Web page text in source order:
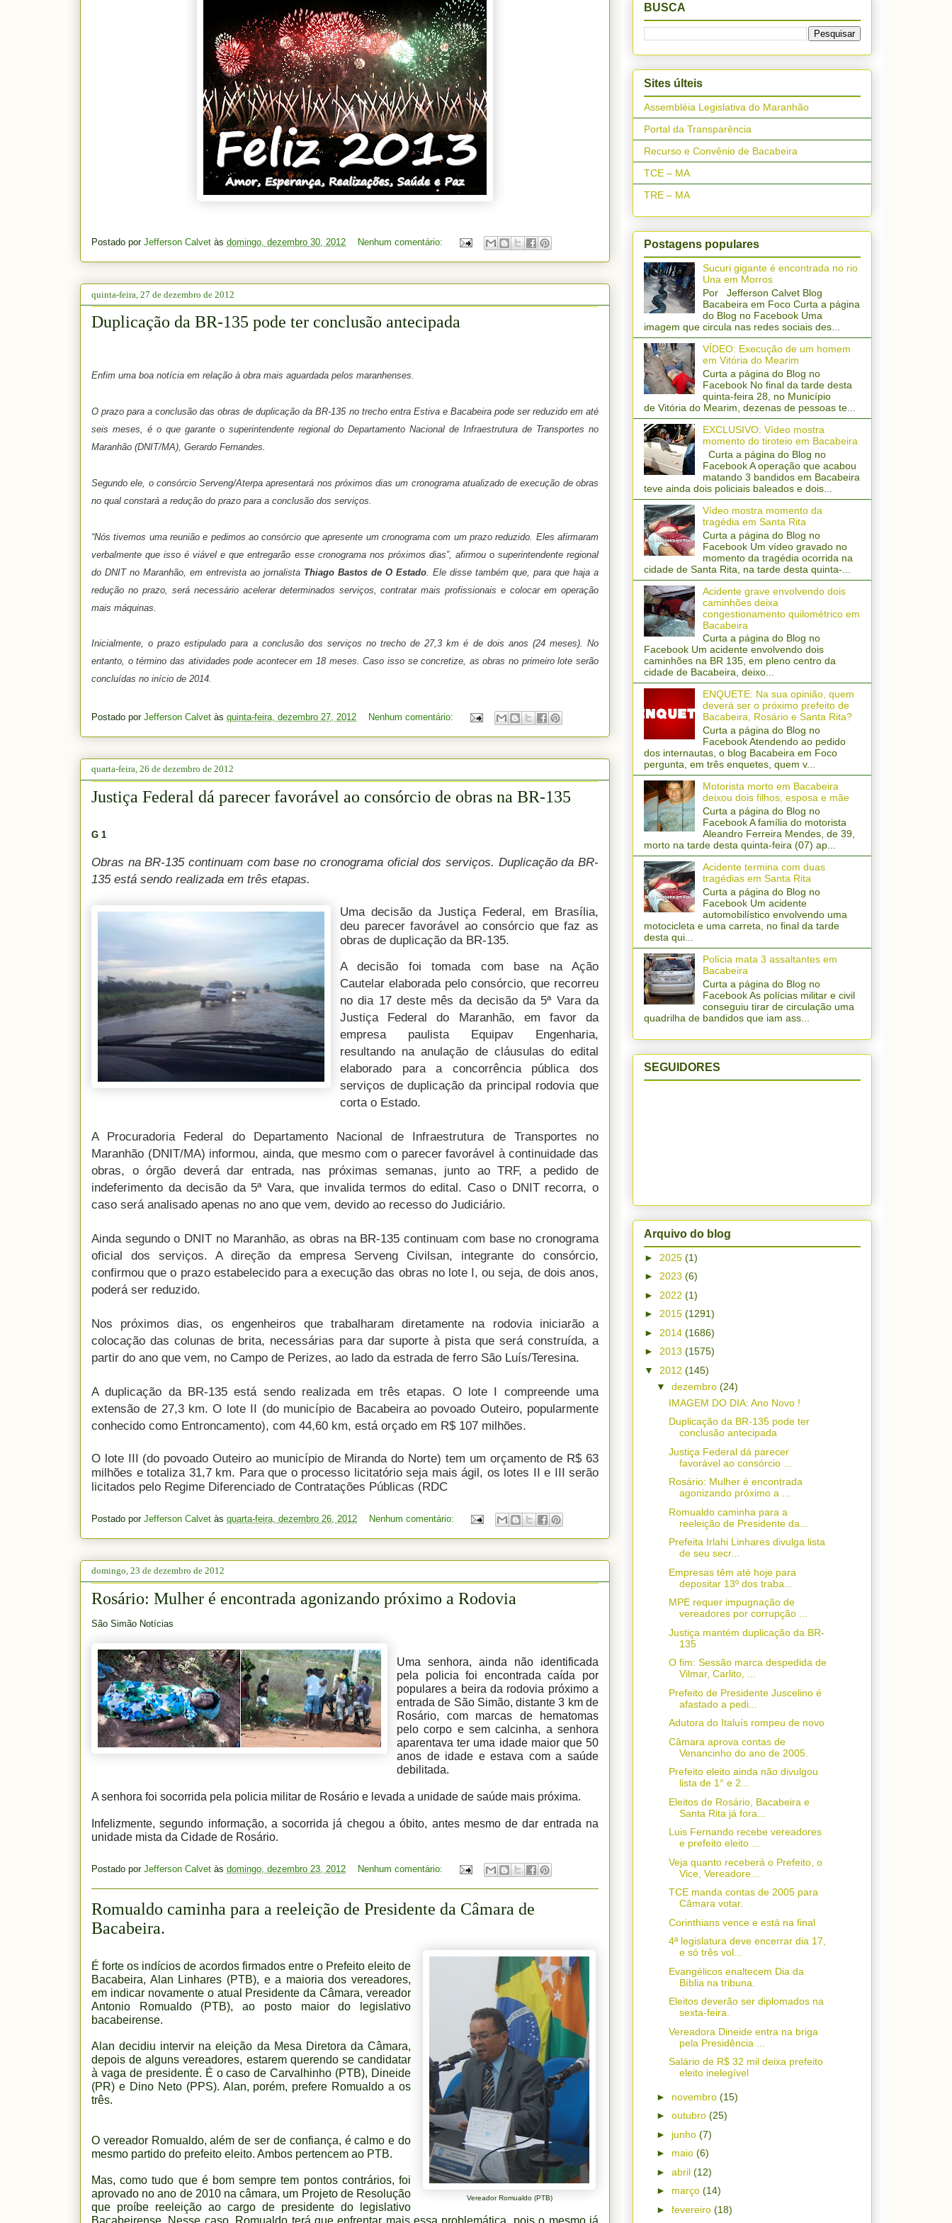
Postado por Jefferson Calvet às domingo, dezembro 30, 2012 Nenhum comentário:
quinta-feira, 27 de dezembro de 2012
Duplicação da BR-135 pode ter conclusão antecipada
Enfim uma boa notícia em relação à obra mais aguardada pelos maranhenses.
O prazo para a conclusão das obras de duplicação da BR-135 no trecho entra Estiva e Bacabeira pode ser reduzido em até
seis meses, é o que garante o superintendente regional do Departamento Nacional de Infraestrutura de Transportes no
Maranhão (DNIT/MA), Gerardo Fernandes.
Segundo ele, o consórcio Serveng/Aterpa apresentará nos próximos dias um cronograma atualizado de execução de obras
no qual constará a redução do prazo para a conclusão dos serviços.
“Nós tivemos uma reunião e pedimos ao consórcio que apresente um cronograma com um prazo reduzido. Eles afirmaram
verbalmente que isso é viável e que entregarão esse cronograma nos próximos dias”, afirmou o superintendente regional
do DNIT no Maranhão, em entrevista ao jornalista Thiago Bastos de O Estado. Ele disse também que, para que haja a
redução no prazo, será necessário acelerar determinados serviços, contratar mais profissionais e colocar em operação
mais máquinas.
Inicialmente, o prazo estipulado para a conclusão dos serviços no trecho de 27,3 km é de dois anos (24 meses). No
entanto, o término das atividades pode acontecer em 18 meses. Caso isso se concretize, as obras no primeiro lote serão
concluídas no início de 2014.
Postado por Jefferson Calvet às quinta-feira, dezembro 27, 2012 Nenhum comentário:
quarta-feira, 26 de dezembro de 2012
Justiça Federal dá parecer favorável ao consórcio de obras na BR-135
G 1
Obras na BR-135 continuam com base no cronograma oficial dos serviços. Duplicação da BR-
135 está sendo realizada em três etapas.
Uma decisão da Justiça Federal, em Brasília,
deu parecer favorável ao consórcio que faz as
obras de duplicação da BR-135.
A decisão foi tomada com base na Ação
Cautelar elaborada pelo consórcio, que recorreu
no dia 17 deste mês da decisão da 5ª Vara da
Justiça Federal do Maranhão, em favor da
empresa paulista Equipav Engenharia,
resultando na anulação de cláusulas do edital
elaborado para a concorrência pública dos
serviços de duplicação da principal rodovia que
corta o Estado.
A Procuradoria Federal do Departamento Nacional de Infraestrutura de Transportes no
Maranhão (DNIT/MA) informou, ainda, que mesmo com o parecer favorável à continuidade das
obras, o órgão deverá dar entrada, nas próximas semanas, junto ao TRF, a pedido de
indeferimento da decisão da 5ª Vara, que invalida termos do edital. Caso o DNIT recorra, o
caso será analisado apenas no ano que vem, devido ao recesso do Judiciário.
Ainda segundo o DNIT no Maranhão, as obras na BR-135 continuam com base no cronograma
oficial dos serviços. A direção da empresa Serveng Civilsan, integrante do consórcio,
confirmou que o prazo estabelecido para a execução das obras no lote I, ou seja, de dois anos,
poderá ser reduzido.
Nos próximos dias, os engenheiros que trabalharam diretamente na rodovia iniciarão a
colocação das colunas de brita, necessárias para dar suporte à pista que será construída, a
partir do ano que vem, no Campo de Perizes, ao lado da estrada de ferro São Luís/Teresina.
A duplicação da BR-135 está sendo realizada em três etapas. O lote I compreende uma
extensão de 27,3 km. O lote II (do município de Bacabeira ao povoado Outeiro, popularmente
conhecido como Entroncamento), com 44,60 km, está orçado em R$ 107 milhões.
O lote III (do povoado Outeiro ao município de Miranda do Norte) tem um orçamento de R$ 63
milhões e totaliza 31,7 km. Para que o processo licitatório seja mais ágil, os lotes II e III serão
licitados pelo Regime Diferenciado de Contratações Públicas (RDC
Postado por Jefferson Calvet às quarta-feira, dezembro 26, 2012 Nenhum comentário:
domingo, 23 de dezembro de 2012
Rosário: Mulher é encontrada agonizando próximo a Rodovia
São Simão Notícias
Uma senhora, ainda não identificada
pela policia foi encontrada caída por
populares a beira da rodovia próximo a
entrada de São Simão, distante 3 km de
Rosário, com marcas de hematomas
pelo corpo e sem calcinha, a senhora
aparentava ter uma idade maior que 50
anos de idade e estava com a saúde
debilitada.
A senhora foi socorrida pela policia militar de Rosário e levada a unidade de saúde mais próxima.
Infelizmente, segundo informação, a socorrida já chegou a óbito, antes mesmo de dar entrada na
unidade mista da Cidade de Rosário.
Postado por Jefferson Calvet às domingo, dezembro 23, 2012 Nenhum comentário:
Romualdo caminha para a reeleição de Presidente da Câmara de
Bacabeira.
Vereador Romualdo (PTB)
É forte os indícios de acordos firmados entre o Prefeito eleito de
Bacabeira, Alan Linhares (PTB), e a maioria dos vereadores,
em indicar novamente o atual Presidente da Câmara, vereador
Antonio Romualdo (PTB), ao posto maior do legislativo
bacabeirense.
Alan decidiu intervir na eleição da Mesa Diretora da Câmara,
depois de alguns vereadores, estarem querendo se candidatar
à vaga de presidente. É o caso de Carvalhinho (PTB), Dineide
(PR) e Dino Neto (PPS). Alan, porém, prefere Romualdo a os
três.
O vereador Romualdo, além de ser de confiança, é calmo e do
mesmo partido do prefeito eleito. Ambos pertencem ao PTB.
Mas, como tudo que é bom sempre tem pontos contrários, foi
aprovado no ano de 2010 na câmara, um Projeto de Resolução
que proíbe reeleição ao cargo de presidente do legislativo
Bacabeirense. Nesse caso, Romualdo terá que enfrentar mais essa problemática, pois o mesmo já
BUSCA
Sites últeis
Assembléia Legislativa do Maranhão
Portal da Transparência
Recurso e Convênio de Bacabeira
TCE – MA
TRE – MA
Postagens populares
Sucuri gigante é encontrada no rio
Una em Morros
Por Jefferson Calvet Blog
Bacabeira em Foco Curta a página
do Blog no Facebook Uma
imagem que circula nas redes sociais des...
VÍDEO: Execução de um homem
em Vitória do Mearim
Curta a página do Blog no
Facebook No final da tarde desta
quinta-feira 28, no Município
de Vitória do Mearim, dezenas de pessoas te...
EXCLUSIVO: Vídeo mostra
momento do tiroteio em Bacabeira
Curta a página do Blog no
Facebook A operação que acabou
matando 3 bandidos em Bacabeira
teve ainda dois policiais baleados e dois...
Vídeo mostra momento da
tragédia em Santa Rita
Curta a página do Blog no
Facebook Um vídeo gravado no
momento da tragédia ocorrida na
cidade de Santa Rita, na tarde desta quinta-...
Acidente grave envolvendo dois
caminhões deixa
congestionamento quilométrico em
Bacabeira
Curta a página do Blog no
Facebook Um acidente envolvendo dois
caminhões na BR 135, em pleno centro da
cidade de Bacabeira, deixo...
ENQUETE: Na sua opinião, quem
deverá ser o próximo prefeito de
Bacabeira, Rosário e Santa Rita?
Curta a página do Blog no
Facebook Atendendo ao pedido
dos internautas, o blog Bacabeira em Foco
pergunta, em três enquetes, quem v...
Motorista morto em Bacabeira
deixou dois filhos, esposa e mãe
Curta a página do Blog no
Facebook A família do motorista
Aleandro Ferreira Mendes, de 39,
morto na tarde desta quinta-feira (07) ap...
Acidente termina com duas
tragédias em Santa Rita
Curta a página do Blog no
Facebook Um acidente
automobilístico envolvendo uma
motocicleta e uma carreta, no final da tarde
desta qui...
Polícia mata 3 assaltantes em
Bacabeira
Curta a página do Blog no
Facebook As polícias militar e civil
conseguiu tirar de circulação uma
quadrilha de bandidos que iam ass...
SEGUIDORES
Arquivo do blog
► 2025 (1)
► 2023 (6)
► 2022 (1)
► 2015 (1291)
► 2014 (1686)
► 2013 (1575)
▼ 2012 (145)
▼ dezembro (24)
IMAGEM DO DIA: Ano Novo !
Duplicação da BR-135 pode ter
conclusão antecipada
Justiça Federal dá parecer
favorável ao consórcio ...
Rosário: Mulher é encontrada
agonizando próximo a ...
Romualdo caminha para a
reeleição de Presidente da...
Prefeita Irlahi Linhares divulga lista
de seu secr...
Empresas têm até hoje para
depositar 13º dos traba...
MPE requer impugnação de
vereadores por corrupção ...
Justiça mantém duplicação da BR-
135
O fim: Sessão marca despedida de
Vilmar, Carlito, ...
Prefeito de Presidente Juscelino é
afastado a pedi...
Adutora do Italuís rompeu de novo
Câmara aprova contas de
Venancinho do ano de 2005.
Prefeito eleito ainda não divulgou
lista de 1° e 2...
Eleitos de Rosário, Bacabeira e
Santa Rita já fora...
Luis Fernando recebe vereadores
e prefeito eleito ...
Veja quanto receberá o Prefeito, o
Vice, Vereadore...
TCE manda contas de 2005 para
Câmara votar.
Corinthians vence e está na final
4ª legislatura deve encerrar dia 17,
e só três vol...
Evangélicos enaltecem Dia da
Bíblia na tribuna.
Eleitos deverão ser diplomados na
sexta-feira.
Vereadora Dineide entra na briga
pela Presidência ...
Salário de R$ 32 mil deixa prefeito
eleito inelegível
► novembro (15)
► outubro (25)
► junho (7)
► maio (6)
► abril (12)
► março (14)
► fevereiro (18)